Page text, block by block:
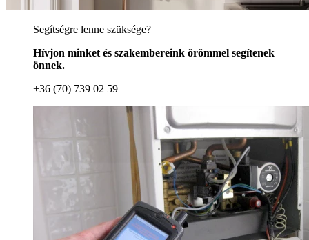
Segítségre lenne szüksége?
Hívjon minket és szakembereink örömmel segítenek
önnek.
+36 (70) 739 02 59